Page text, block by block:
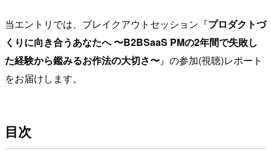
当エントリでは、ブレイクアウトセッション『プロダクトづ
くりに向き合うあなたへ 〜B2BSaaS PMの2年間で失敗し
た経験から鑑みるお作法の大切さ〜』の参加(視聴)レポート
をお届けします。
目次